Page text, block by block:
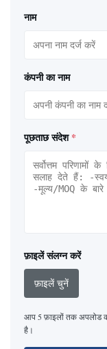
नाम
कंपनी का नाम
पूछताछ संदेश *
फ़ाइलें संलग्न करें
फ़ाइलें चुनें
आप 5 फ़ाइलों तक अपलोड
है।